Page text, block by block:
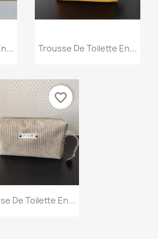
Aperçu rapide
Trousse De Toilette En...
Aperçu rapide
De Toilette En...
favorite_border